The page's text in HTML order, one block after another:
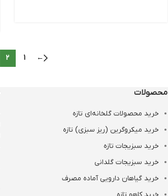
←
1
2
محصولات
خرید محصولات گلخانه‌ای تازه
خرید میکروگرین (ریز سبزی) تازه
خرید سبزیجات تازه
خرید سبزیجات گلدانی
خرید گیاهان دارویی آماده مصرف